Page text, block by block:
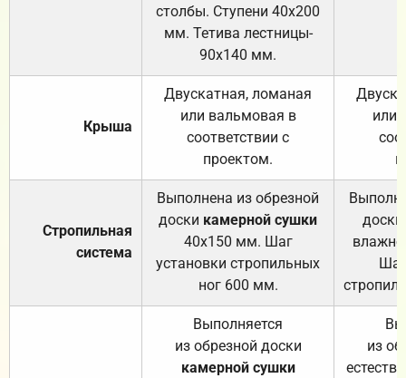
столбы. Ступени 40х200
мм. Тетива лестницы-
90х140 мм.
Крыша
Двускатная, ломаная
или вальмовая в
соответствии с
проектом.
или
Стропильная
система
Выполнена из обрезной
доски камерной сушки
40х150 мм. Шаг
установки стропильных
ног 600 мм.
доски
Выполняется
из обрезной доски
камерной сушки
из